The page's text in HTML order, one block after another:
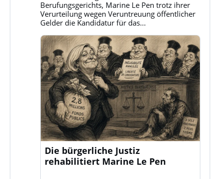
ansehenBerufungsgerichts, Marine Le Pen trotz ihrer
Verurteilung wegen Veruntreuung öffentlicher
Gelder die Kandidatur für das...
Die bürgerliche Justiz
rehabilitiert Marine Le Pen